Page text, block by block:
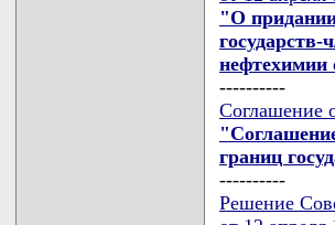
"О
государств-
нефтехимии
----------
Соглашение
границ
----------
Решение